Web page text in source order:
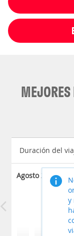
Duración del
Agosto 2026
y